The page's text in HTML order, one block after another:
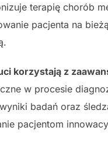
terapię chorób
pacjenta na
korzystają z
w procesie
badań oraz
pacjentom